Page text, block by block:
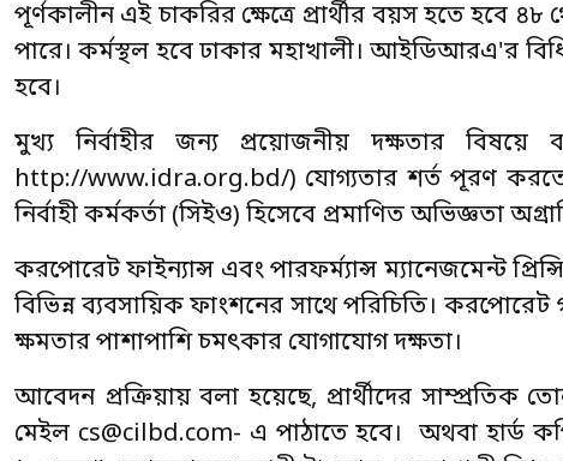
পূর্ণকালীন এই চাকরির ক্ষেত্রে প্রার্থীর বয়স হতে হবে
পারে। কর্মস্থল হবে ঢাকার মহাখালী। আইডিআরএ'র
হবে।
মুখ্য নির্বাহীর জন্য প্রয়োজনীয় দক্ষতার
http://www.idra.org.bd/) যোগ্যতার শর্ত পূরণ করতে
নির্বাহী কর্মকর্তা (সিইও) হিসেবে প্রমাণিত অভিজ্ঞতা
করপোরেট ফাইন্যান্স এবং পারফর্ম্যান্স ম্যানেজমেন্ট
বিভিন্ন ব্যবসায়িক ফাংশনের সাথে পরিচিতি।
ক্ষমতার পাশাপাশি চমৎকার যোগাযোগ দক্ষতা।
আবেদন প্রক্রিয়ায় বলা হয়েছে, প্রার্থীদের সাম্প্রতিক
মেইল cs@cilbd.com- এ পাঠাতে হবে। অথবা হার্ড